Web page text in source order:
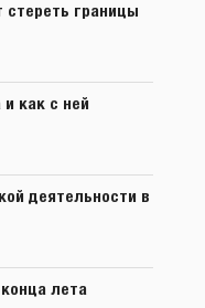
границы
как с ней
деятельности в
лета